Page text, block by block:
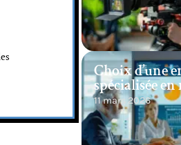
Choix d’une
spécialisée
11 mars 2026